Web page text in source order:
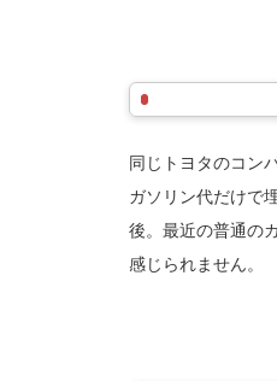
同じトヨタのコン
ガソリン代だけで
後。最近の普通の
感じられません。